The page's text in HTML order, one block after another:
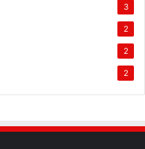
3
2
2
2